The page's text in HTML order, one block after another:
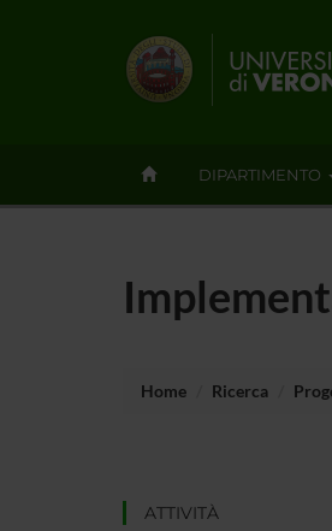
DIPARTIMENTO
Home Ricerca
ATTIVITÀ